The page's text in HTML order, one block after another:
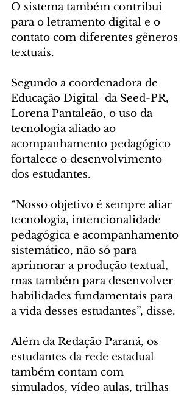
O sistema também contribui
para o letramento digital e o
contato com diferentes gêneros
textuais.
Segundo a coordenadora de
Educação Digital  da Seed-PR,
Lorena Pantaleão, o uso da
tecnologia aliado ao
acompanhamento pedagógico
fortalece o desenvolvimento
dos estudantes.
“Nosso objetivo é sempre aliar
tecnologia, intencionalidade
pedagógica e acompanhamento
sistemático, não só para
aprimorar a produção textual,
mas também para desenvolver
habilidades fundamentais para
a vida desses estudantes”, disse.
Além da Redação Paraná, os
estudantes da rede estadual
também contam com
simulados, vídeo aulas, trilhas